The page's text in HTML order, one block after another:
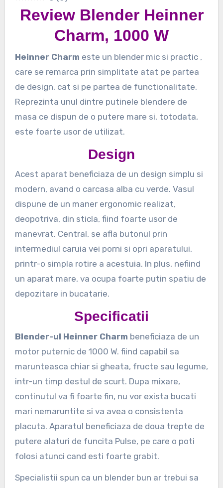
Review Blender Heinner
Charm, 1000 W
Heinner Charm este un blender mic si practic ,
care se remarca prin simplitate atat pe partea
de design, cat si pe partea de functionalitate.
Reprezinta unul dintre putinele blendere de
masa ce dispun de o putere mare si, totodata,
este foarte usor de utilizat.
Design
Acest aparat beneficiaza de un design simplu si
modern, avand o carcasa alba cu verde. Vasul
dispune de un maner ergonomic realizat,
deopotriva, din sticla, fiind foarte usor de
manevrat. Central, se afla butonul prin
intermediul caruia vei porni si opri aparatului,
printr-o simpla rotire a acestuia. In plus, nefiind
un aparat mare, va ocupa foarte putin spatiu de
depozitare in bucatarie.
Specificatii
Blender-ul Heinner Charm beneficiaza de un
motor puternic de 1000 W. fiind capabil sa
marunteasca chiar si gheata, fructe sau legume,
intr-un timp destul de scurt. Dupa mixare,
continutul va fi foarte fin, nu vor exista bucati
mari nemaruntite si va avea o consistenta
placuta. Aparatul beneficiaza de doua trepte de
putere alaturi de funcita Pulse, pe care o poti
folosi atunci cand esti foarte grabit.
Specialistii spun ca un blender bun ar trebui sa